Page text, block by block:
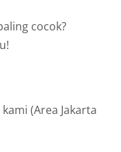
cocok?
(Area Jakarta